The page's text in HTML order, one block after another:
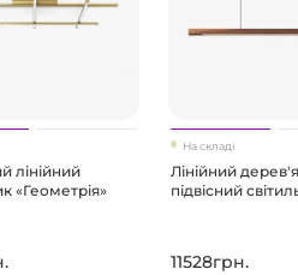
лінійний
«Геометрія»
На складі
Лінійний
підвісний
11528грн.